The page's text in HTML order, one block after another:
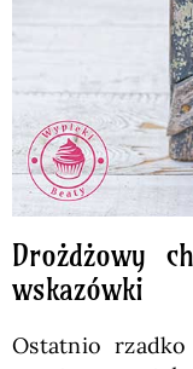
Drożdżowy
wskazówki
Ostatnio